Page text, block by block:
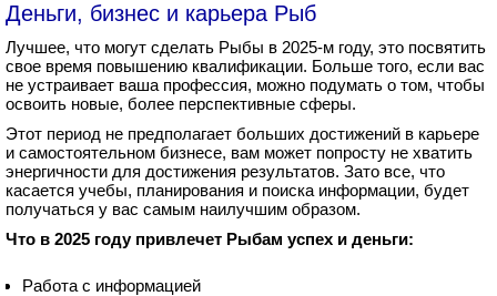
Деньги, бизнес и карьера Рыб
Лучшее, что могут сделать Рыбы в 2025-м году, это посвятить
свое время повышению квалификации. Больше того, если вас
не устраивает ваша профессия, можно подумать о том, чтобы
освоить новые, более перспективные сферы.
Этот период не предполагает больших достижений в карьере
и самостоятельном бизнесе, вам может попросту не хватить
энергичности для достижения результатов. Зато все, что
касается учебы, планирования и поиска информации, будет
получаться у вас самым наилучшим образом.
Что в 2025 году привлечет Рыбам успех и деньги:
Работа с информацией